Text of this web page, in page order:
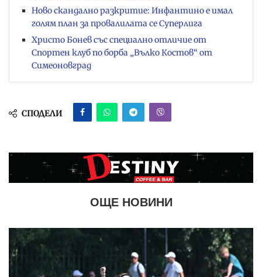
Ново скандално разкритие: Инфантино е имал
голям план за провалилата се Суперлига
Христо Бонев със специално отличие от
Спортен клуб по борба „Вълко Костов“ от
Симеоновград
СПОДЕЛИ
ОЩЕ НОВИНИ